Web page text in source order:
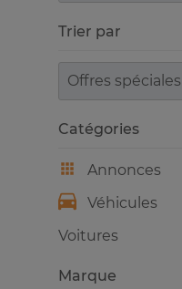
Trier par
Trier par
Catégories
Annonces
Véhicules
Voitures
Marque